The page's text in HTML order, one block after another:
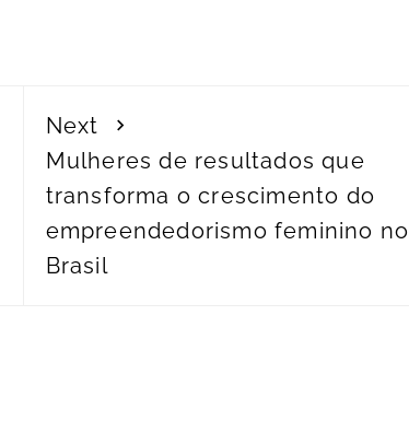
Next
Mulheres de resultados que
transforma o crescimento do
empreendedorismo feminino no
Brasil